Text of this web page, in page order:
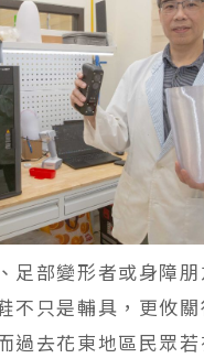
足部變形者或身障
不只是輔具，更攸
過去花東地區民眾